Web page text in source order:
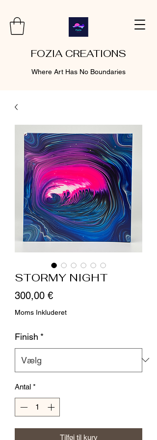
FOZIA CREATIONS
Where Art Has No Boundaries
STORMY NIGHT
300,00 €Pris
Moms Inkluderet
Finish *
Antal *
Tilføj til kurv